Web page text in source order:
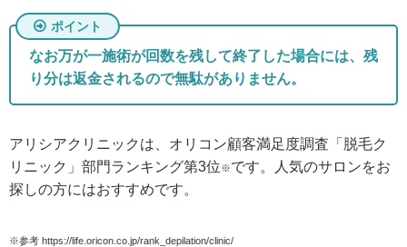
なお万が一施術が回数を残して終了した場合には、残
り分は返金されるので無駄がありません。
アリシアクリニックは、オリコン顧客満足度調査「脱毛ク
リニック」部門ランキング第3位※です。
人気のサロンをお
探しの方にはおすすめです。
※参考 https://life.oricon.co.jp/rank_depilation/clinic/